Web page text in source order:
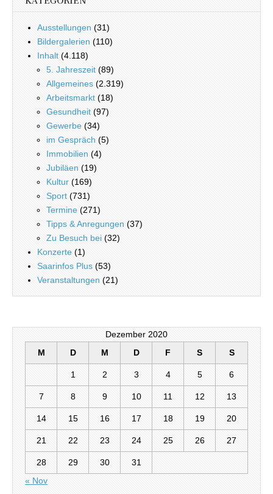
Ausstellungen (31)
Bildergalerien (110)
Inhalt (4.118)
5. Jahreszeit (89)
Allgemeines (2.319)
Arbeitsmarkt (18)
Gesundheit (97)
Gewerbe (34)
im Gespräch (5)
Immobilien (4)
Jubiläen (19)
Kultur (169)
Sport (731)
Termine (271)
Tipps & Anregungen (37)
Zu Besuch bei (32)
Konzerte (1)
Saarinfos Plus (53)
Veranstaltungen (21)
Dezember 2020
M
D M D F S S
1 2 3 4 5 6
7 8 9 10 11 12 13
14 15 16 17 18 19 20
21 22 23 24 25 26 27
28 29 30
31
« Nov